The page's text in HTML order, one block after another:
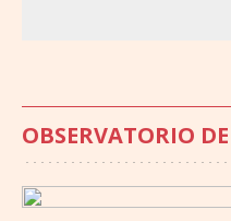
OBSERVATORIO